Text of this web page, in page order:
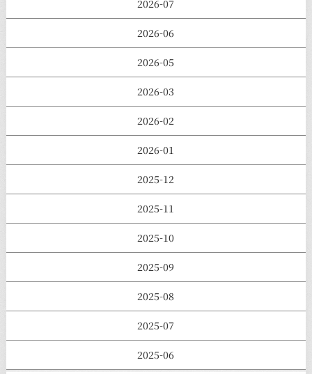
2026-07
2026-06
2026-05
2026-03
2026-02
2026-01
2025-12
2025-11
2025-10
2025-09
2025-08
2025-07
2025-06